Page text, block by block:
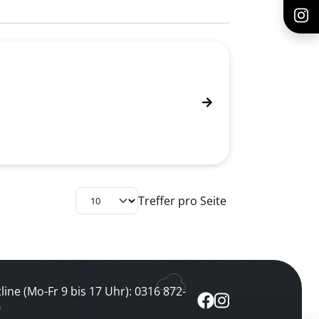
Treffer pro Seite
(Mo-Fr 9 bis 17 Uhr): 0316 872-